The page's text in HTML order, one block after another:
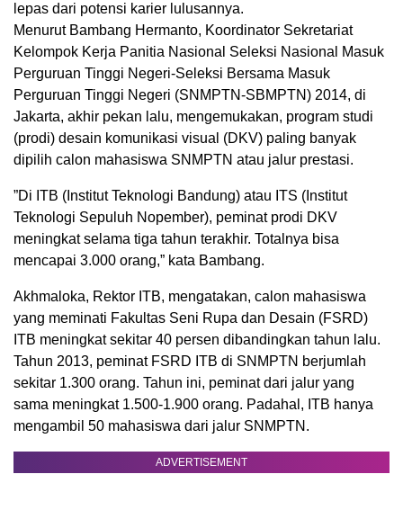
lepas dari potensi karier lulusannya.
Menurut Bambang Hermanto, Koordinator Sekretariat
Kelompok Kerja Panitia Nasional Seleksi Nasional Masuk
Perguruan Tinggi Negeri-Seleksi Bersama Masuk
Perguruan Tinggi Negeri (SNMPTN-SBMPTN) 2014, di
Jakarta, akhir pekan lalu, mengemukakan, program studi
(prodi) desain komunikasi visual (DKV) paling banyak
dipilih calon mahasiswa SNMPTN atau jalur prestasi.
”Di ITB (Institut Teknologi Bandung) atau ITS (Institut
Teknologi Sepuluh Nopember), peminat prodi DKV
meningkat selama tiga tahun terakhir. Totalnya bisa
mencapai 3.000 orang,” kata Bambang.
Akhmaloka, Rektor ITB, mengatakan, calon mahasiswa
yang meminati Fakultas Seni Rupa dan Desain (FSRD)
ITB meningkat sekitar 40 persen dibandingkan tahun lalu.
Tahun 2013, peminat FSRD ITB di SNMPTN berjumlah
sekitar 1.300 orang. Tahun ini, peminat dari jalur yang
sama meningkat 1.500-1.900 orang. Padahal, ITB hanya
mengambil 50 mahasiswa dari jalur SNMPTN.
ADVERTISEMENT